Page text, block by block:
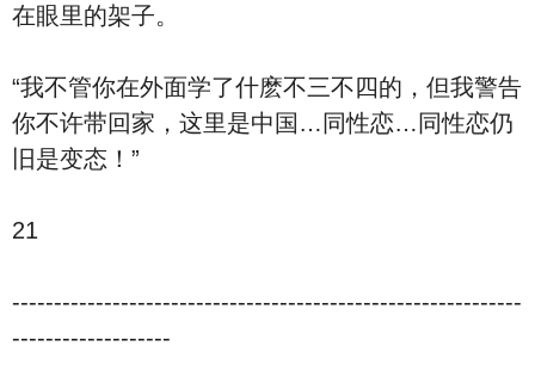
在眼里的架子。
“我不管你在外面学了什麽不三不四的，但我警告
你不许带回家，这里是中国…同性恋…同性恋仍
旧是变态！”
21
-------------------------------------------------------------
-------------------